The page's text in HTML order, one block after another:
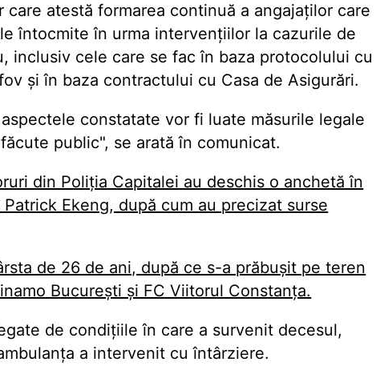
atestă formarea continuă a angajaților care
întocmite în urma intervențiilor la cazurile de
inclusiv cele care se fac în baza protocolului cu
și în baza contractului cu Casa de Asigurări.
constatate vor fi luate măsurile legale
public", se arată în comunicat.
din Poliția Capitalei au deschis o anchetă în
Ekeng, după cum au precizat surse
de 26 de ani, după ce s-a prăbușit pe teren
București și FC Viitorul Constanța.
de condițiile în care a survenit decesul,
a intervenit cu întârziere.